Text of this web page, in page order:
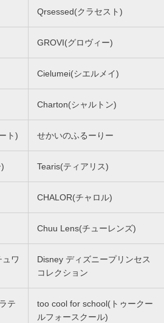
Qrsessed(クラセスト)
GROVI(グロヴィー)
Cielumei(シエルメイ)
Charton(シャルトン)
ト) せかいのふるーりー
Tearis(ティアリス)
CHALOR(チャロル)
Chuu Lens(チューレンズ)
ワ
Disney ディズニープリンセス
コレクション
テ
too cool for school(トゥークー
ルフォースクール)